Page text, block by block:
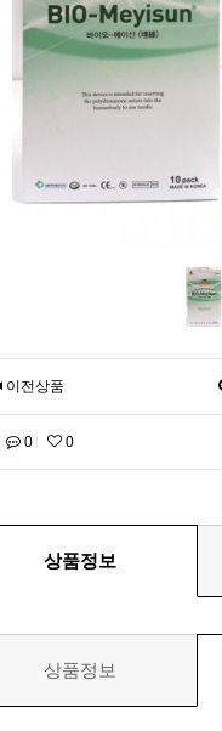
이전상품
0 0
상품정보
상품정보